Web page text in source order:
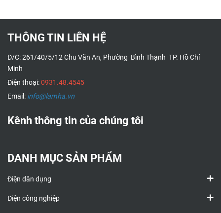
THÔNG TIN LIÊN HỆ
Đ/C: 261/40/5/12 Chu Văn An, Phường Bình Thạnh TP. Hồ Chí
Minh
Điện thoại:0931.48.4545
Email: info@lamha.vn
Kênh thông tin của chúng tôi
DANH MỤC SẢN PHẨM
Điện dân dụng
Điện công nghiệp